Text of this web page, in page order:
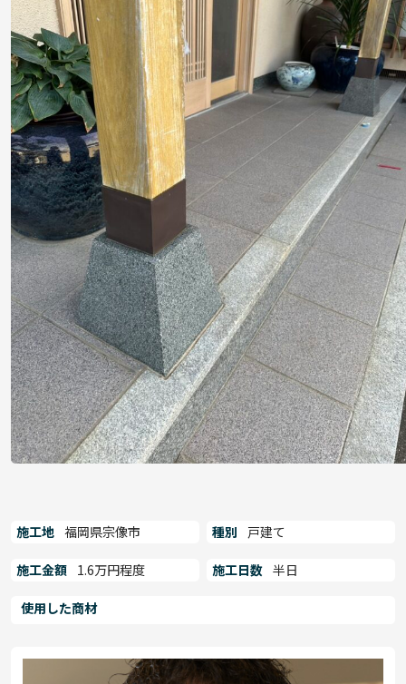
施工地 福岡県宗像市 種別 戸建て
施工金額 1.6万円程度 施工日数 半日
使用した商材